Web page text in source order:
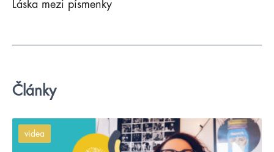
Láska mezi písmenky
Články
videa